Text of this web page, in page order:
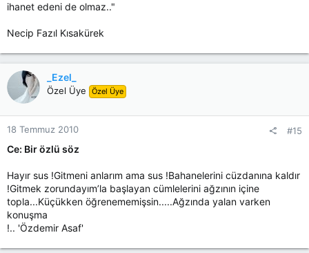
ihanet edeni de olmaz.."
Necip Fazıl Kısakürek
_Ezel_
Özel Üye Özel Üye
18 Temmuz 2010 #15
Ce: Bir özlü söz
Hayır sus !Gitmeni anlarım ama sus !Bahanelerini cüzdanına kaldır
!Gitmek zorundayım’la başlayan cümlelerini ağzının içine
topla...Küçükken öğrenememişsin.....Ağzında yalan varken
konuşma
!.. 'Özdemir Asaf'